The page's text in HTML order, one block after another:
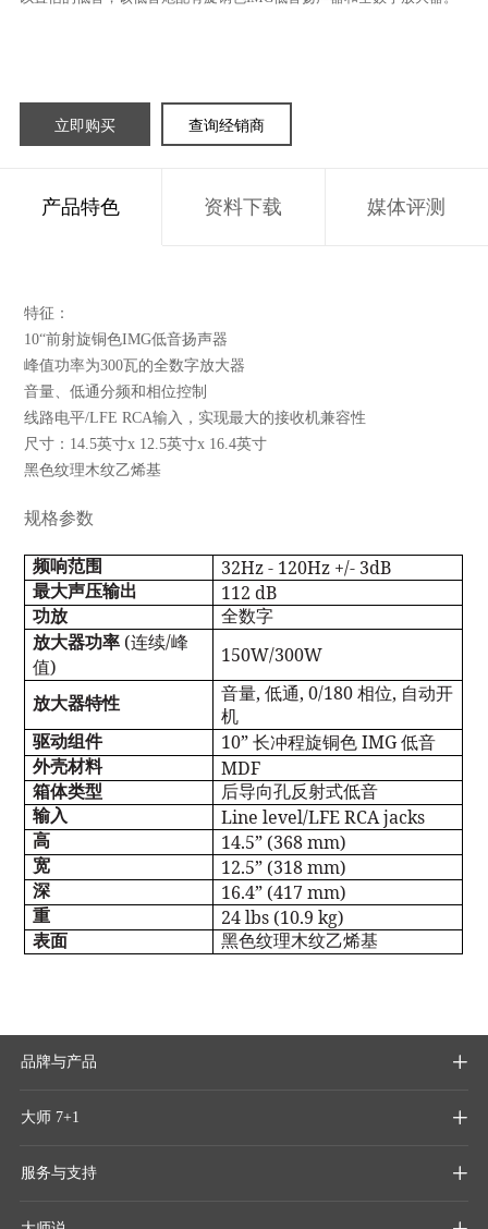
立即购买 查询经销商
产品特色 资料下载 媒体评测
特征：
10“前射旋铜色IMG低音扬声器
峰值功率为300瓦的全数字放大器
音量、低通分频和相位控制
线路电平/LFE RCA输入，实现最大的接收机兼容性
尺寸：14.5英寸x 12.5英寸x 16.4英寸
黑色纹理木纹乙烯基
规格参数
频响范围 32Hz - 120Hz +/- 3dB
最大声压输出 112 dB
功放
全数字
放大器功率 (连续/峰
值) 150W/300W
放大器特性
音量,低通, 0/180相位, 自动开
机
驱动组件
10”长冲程旋铜色 IMG低音
外壳材料
MDF
箱体类型
后导向孔反射式低音
输入
Line level/LFE RCA jacks
高 14.5” (368 mm)
宽 12.5” (318 mm)
深 16.4” (417 mm)
重 24 lbs (10.9 kg)
表面 黑色纹理木纹乙烯基
品牌与产品 
大师 7+1 
服务与支持 